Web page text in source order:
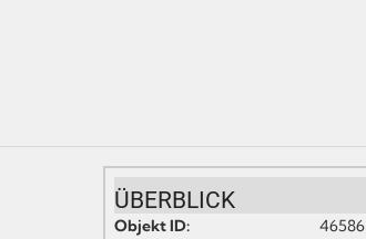
ÜBERBLICK
Objekt ID: 46586